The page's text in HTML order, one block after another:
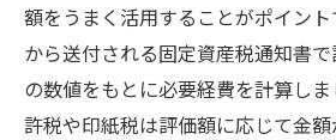
額をうまく活用することがポイン
から送付される固定資産税通知書
の数値をもとに必要経費を計算し
許税や印紙税は評価額に応じて金